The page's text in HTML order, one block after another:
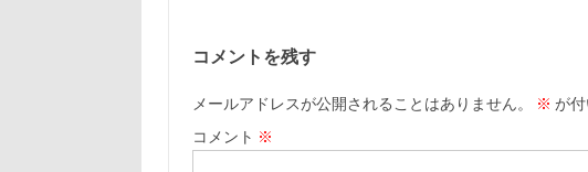
コメントを残す
メールアドレスが公開されることはありません。 ※ が
コメント ※